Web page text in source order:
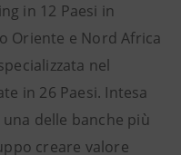
in 12 Paesi in
Oriente e Nord Africa
nel
in 26 Paesi. Intesa
delle banche più
creare valore